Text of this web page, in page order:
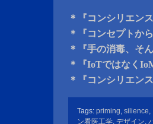
＊『コンシリエン
＊『コンセプトか
＊『手の消毒、そ
＊『IoTではなく
＊『コンシリエン
Tags: priming, silience,
ン看医工学, デザイン,